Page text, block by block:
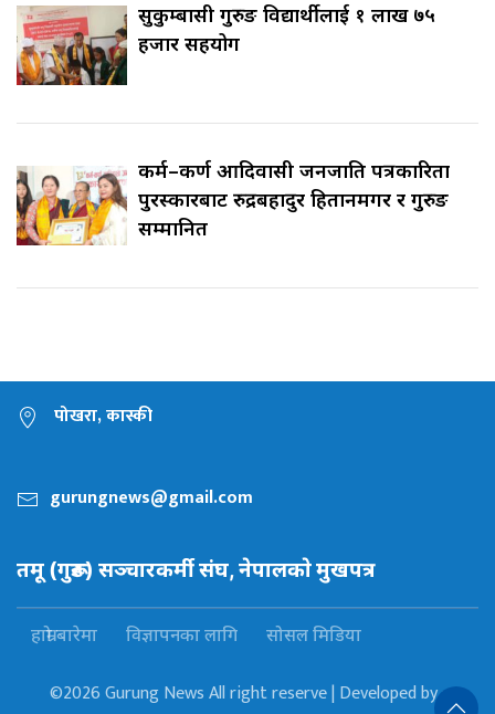
सुकुम्बासी गुरुङ विद्यार्थीलाई १ लाख ७५
हजार सहयोग
कर्म–कर्ण आदिवासी जनजाति पत्रकारिता
पुरस्कारबाट रुद्रबहादुर हितानमगर र गुरुङ
सम्मानित
पोखरा, कास्की
gurungnews@gmail.com
तमू (गुरूङ) सञ्चारकर्मी संघ, नेपालकाे मुखपत्र
हाम्रो बारेमा विज्ञापनका लागि सोसल मिडिया
©2026 Gurung News All right reserve | Developed by :